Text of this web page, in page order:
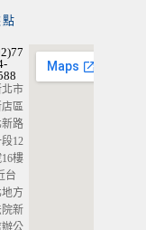
北市
店區
新路
12
樓
台
地方
院新
辦公